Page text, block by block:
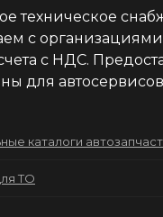
техническое
с
с НДС.
для
каталоги
ТО